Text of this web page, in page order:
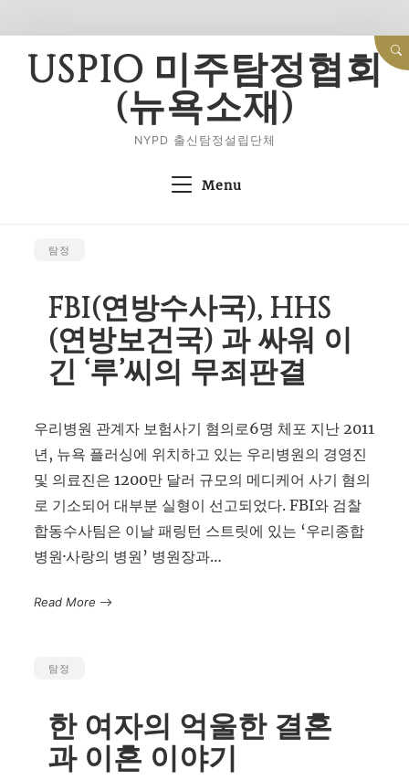
USPIO 미주탐정협회
(뉴욕소재)
NYPD 출신탐정설립단체
Menu
탐정
FBI(연방수사국), HHS
(연방보건국) 과 싸워 이
긴 ‘루’씨의 무죄판결
우리병원 관계자 보험사기 혐의로6명 체포 지난 2011
년, 뉴욕 플러싱에 위치하고 있는 우리병원의 경영진
및 의료진은 1200만 달러 규모의 메디케어 사기 혐의
로 기소되어 대부분 실형이 선고되었다. FBI와 검찰
합동수사팀은 이날 패링턴 스트릿에 있는 ‘우리종합
병원·사랑의 병원’ 병원장과…
Read More
탐정
한 여자의 억울한 결혼
과 이혼 이야기